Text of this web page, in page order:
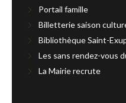
Portail famille
Billetterie saison
Bibliothèque Saint-
Les sans rendez-vous
La Mairie recrute